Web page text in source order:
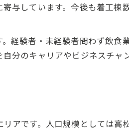
与しています。今後も着工
経験者・未経験者問わず飲
分のキャリアやビジネスチ
アです。人口規模としては